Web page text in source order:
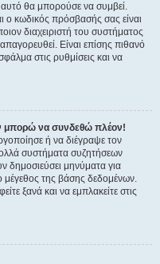
θα μπορούσε να συμβεί.
ο κωδικός πρόσβασής σας είναι
διαχειριστή του συστήματος
Είναι επίσης πιθανό
στις ρυθμίσεις και να
μπορώ να συνδεθώ πλέον!
ή να διέγραψε τον
συστήματα συζητήσεων
δημοσιεύσει μηνύματα για
μέγεθος της βάσης δεδομένων.
ξανά και να εμπλακείτε στις